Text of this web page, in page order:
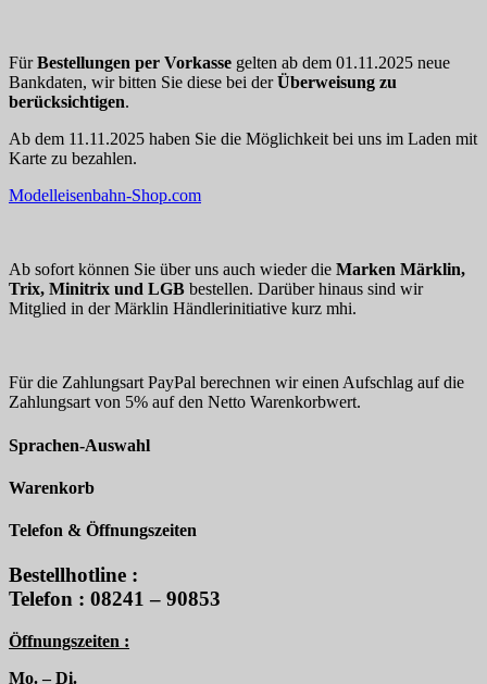
FürBestellungen per Vorkasse gelten ab dem 01.11.2025 neue
Bankdaten, wir bitten Sie diese bei derÜberweisung zu
berücksichtigen.
Ab dem 11.11.2025 haben Sie die Möglichkeit bei uns im Laden mit
Karte zu bezahlen.
Modelleisenbahn-Shop.com
Ab sofort können Sie über uns auch wieder die Marken Märklin,
Trix, Minitrix und LGB bestellen. Darüber hinaus sind wir
Mitglied in der Märklin Händlerinitiative kurz mhi.
Für die Zahlungsart PayPal berechnen wir einen Aufschlag auf die
Zahlungsart von 5% auf den Netto Warenkorbwert.
Sprachen-Auswahl
Warenkorb
Telefon & Öffnungszeiten
Bestellhotline :
Telefon : 08241 – 90853
Öffnungszeiten :
Mo. – Di.